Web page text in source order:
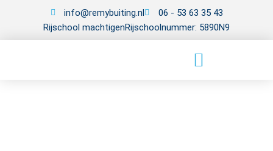
info@remybuiting.nl
06 - 53 63 35 43
Rijschool machtigenRijschoolnummer: 5890N9